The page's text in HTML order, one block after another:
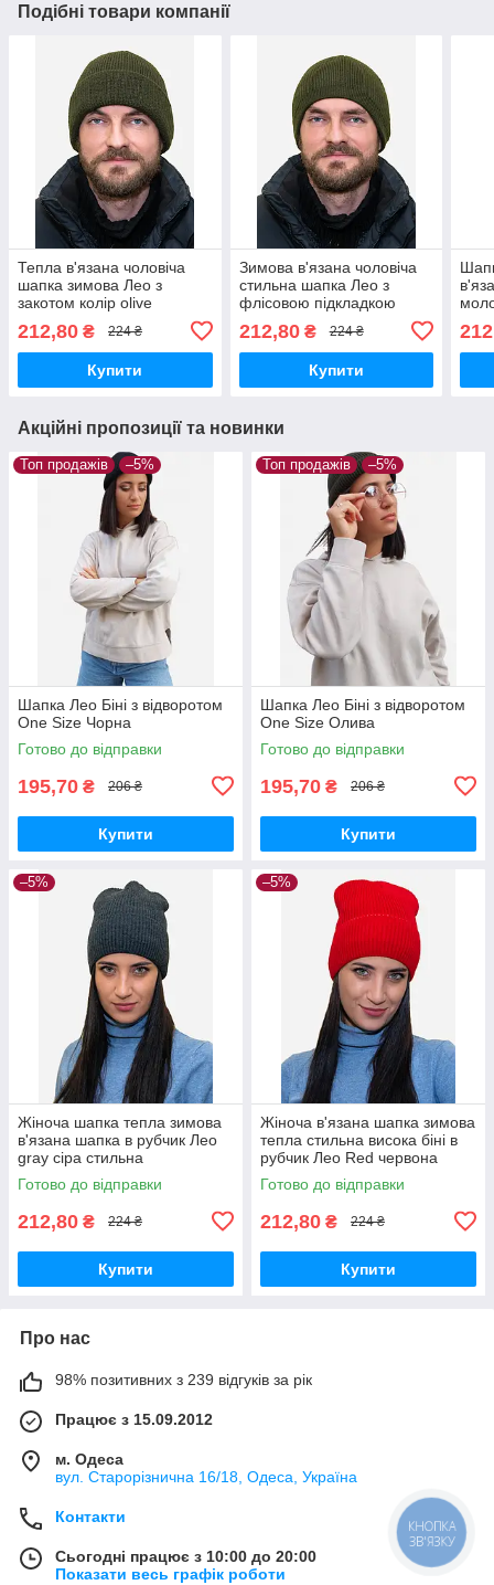
Подібні товари компанії
Тепла в'язана чоловіча
шапка зимова Лео з
закотом колір olive
212,80 ₴ 224 ₴
Купити
Зимова в'язана чоловіча
стильна шапка Лео з
флісовою підкладкою
212,80₴ 224 ₴
Купити
Акційні пропозиції та новинки
Топ продажів –5%
Шапка Лео Біні з відворотом
One Size Чорна
Готово до відправки
195,70 ₴ 206 ₴
Купити
Топ продажів –5%
Шапка Лео Біні з відворотом
One Size Олива
Готово до відправки
195,70 ₴ 206 ₴
Купити
–5%
Жіноча шапка тепла зимова
в'язана шапка в рубчик Лео
gray сіра стильна
Готово до відправки
212,80 ₴ 224 ₴
Купити
–5%
Жіноча в'язана шапка зимова
тепла стильна висока біні в
рубчик Лео Red червона
Готово до відправки
212,80 ₴ 224 ₴
Купити
Про нас
98% позитивних з 239 відгуків за рік
Працює з 15.09.2012
м. Одеса
вул. Старорізнична 16/18, Одеса, Україна
Контакти
Сьогодні працює з 10:00 до 20:00
Показати весь графік роботи
КНОПКА
ЗВ'ЯЗКУ